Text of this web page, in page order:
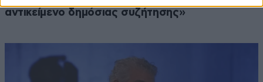
αντικείμενο δημόσιας συζήτησης»